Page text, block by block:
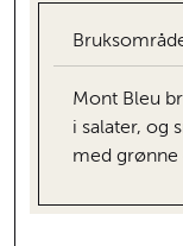
Mont Bleu
i salater, og
med grønne